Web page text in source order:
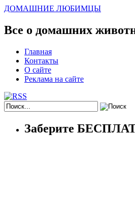
ДОМАШНИЕ ЛЮБИМЦЫ
Все о домашних
Главная
Контакты
О сайте
Реклама на сайте
Заберите